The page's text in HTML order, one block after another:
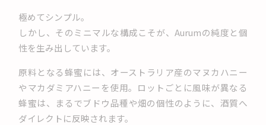
極めてシンプル。
しかし、そのミニマルな構成こそが、Aurumの純度と個
性を生み出しています。
原料となる蜂蜜には、オーストラリア産のマヌカハニー
やマカダミアハニーを使用。ロットごとに風味が異なる
蜂蜜は、まるでブドウ品種や畑の個性のように、酒質へ
ダイレクトに反映されます。